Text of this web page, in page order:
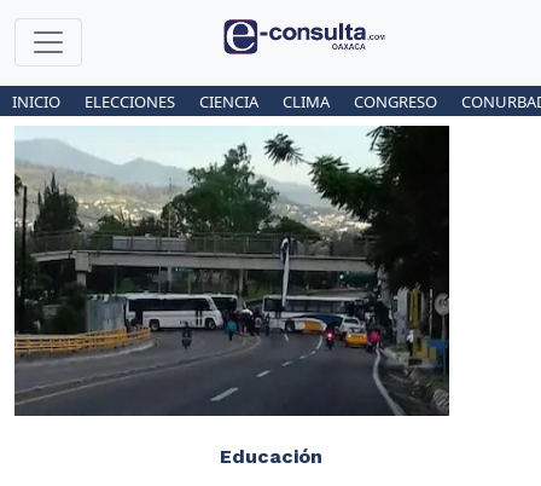
INICIO ELECCIONES CIENCIA CLIMA CONGRESO
Educación